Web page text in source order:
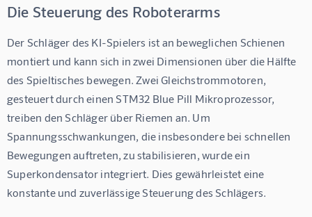
Die Steuerung des Roboterarms
Der Schläger des KI-Spielers ist an beweglichen Schienen
montiert und kann sich in zwei Dimensionen über die Hälfte
des Spieltisches bewegen. Zwei Gleichstrommotoren,
gesteuert durch einen STM32 Blue Pill Mikroprozessor,
treiben den Schläger über Riemen an. Um
Spannungsschwankungen, die insbesondere bei schnellen
Bewegungen auftreten, zu stabilisieren, wurde ein
Superkondensator integriert. Dies gewährleistet eine
konstante und zuverlässige Steuerung des Schlägers.